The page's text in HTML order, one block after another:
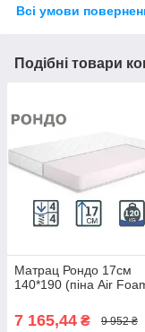
Всі умови
Подібні товари
Матрац Рондо 17см
140*190 (піна Air
7 165,44 ₴ 9 952 ₴